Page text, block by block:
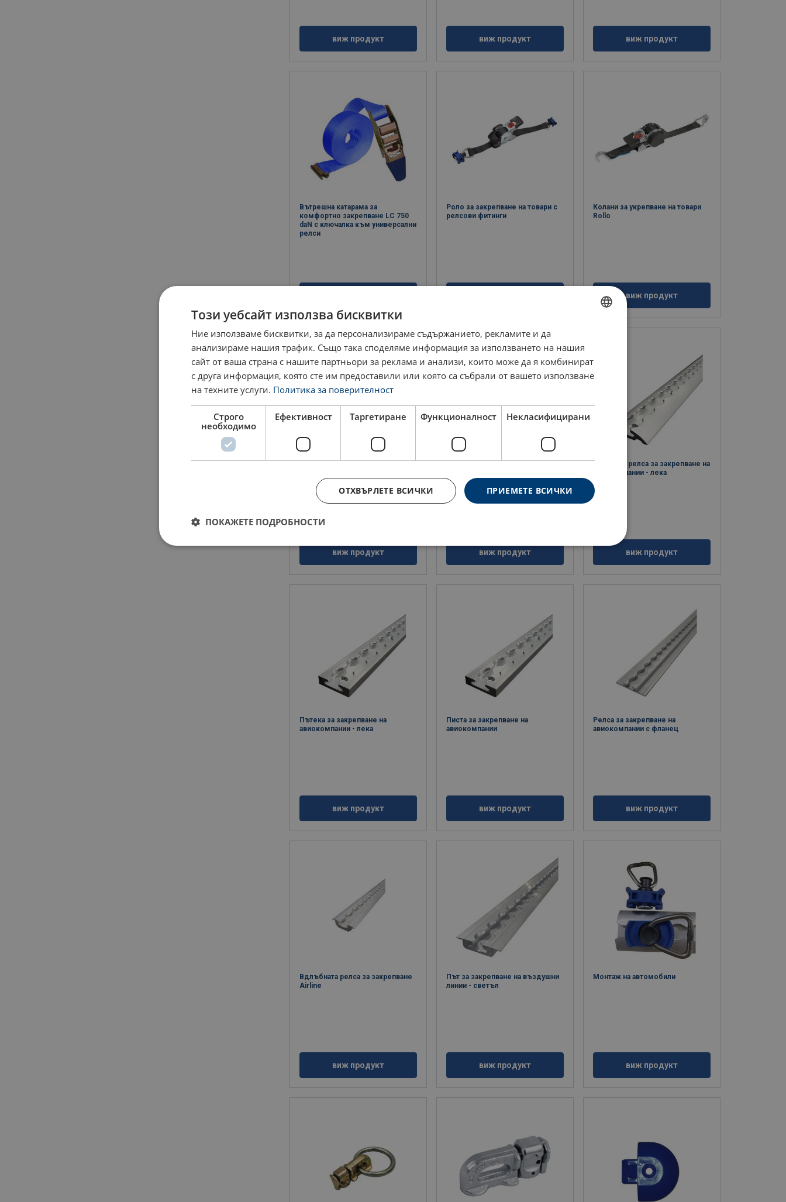
виж продукт виж продукт виж продукт
Вътрешна катарама за
комфортно закрепване LC 750
daN с ключалка към универсални
релси
Роло за закрепване на товари с
релсови фитинги
Колани за укрепване на товари
Rollo
виж продукт
Колани за укрепване на товари
виж продукт
Заоблена релса за закрепване на
виж продукт
Заоблена релса за закрепване на
авиокомпании - лека
виж продукт
Пътека за закрепване на
авиокомпании - лека
виж продукт
Писта за закрепване на
авиокомпании
виж продукт
Релса за закрепване на
авиокомпании с фланец
виж продукт
Вдлъбната релса за закрепване
Airline
виж продукт
Път за закрепване на въздушни
линии - светъл
виж продукт
Монтаж на автомобили
виж продукт
BULGARIAN
ENGLISH TRANSLATION
Този уебсайт използва бисквитки
Ние използваме бисквитки, за да персонализираме съдържанието, рекламите и да
анализираме нашия трафик. Също така споделяме информация за използването на нашия
сайт от ваша страна с нашите партньори за реклама и анализи, които може да я комбинират
с друга информация, която сте им предоставили или която са събрали от вашето използване
на техните услуги. Политика за поверителност
Строго
необходимо
Ефективност Таргетиране Функционалност Некласифицирани
ПРИЕМЕТЕ ВСИЧКИ
ОТХВЪРЛЕТЕ ВСИЧКИ
ПОКАЖЕТЕ ПОДРОБНОСТИ